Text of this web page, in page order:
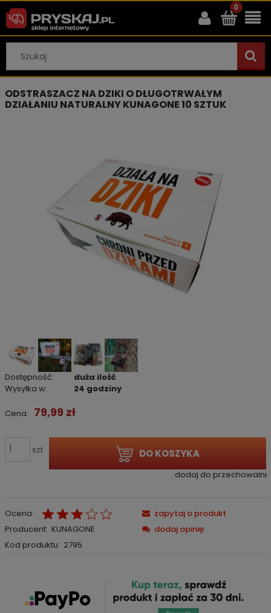
ODSTRASZACZ NA DZIKI O DŁUGOTRWAŁYM
DZIAŁANIU NATURALNY KUNAGONE 10 SZTUK
Dostępność:
duża ilość
Wysyłka w:
24 godziny
Cena: 79,99 zł
szt DO KOSZYKA
dodaj do przechowalni
Ocena:
Producent: KUNAGONE
Kod produktu: 2795
zapytaj o produkt
dodaj opinię